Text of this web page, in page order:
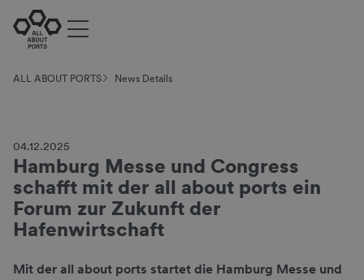
ALL ABOUT PORTS News Details
04.12.2025
Hamburg Messe und Congress
schafft mit der all about ports ein
Forum zur Zukunft der
Hafenwirtschaft
Mit der all about ports startet die Hamburg Messe und